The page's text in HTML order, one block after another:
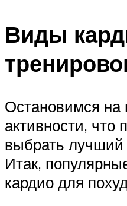
Виды
Остановимся на
активности, что
выбрать лучший
Итак,
кардио для